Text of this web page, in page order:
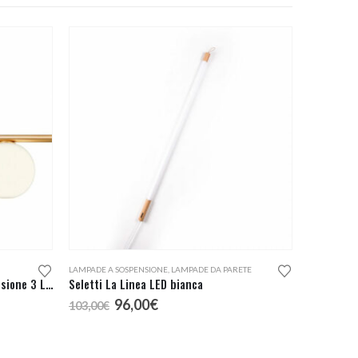
Redo Group Talis Lampada Sospensione 3 Luci
LAMPADE A SOSPENSIONE LAMPADE DA PARETE
Seletti La Linea LED bianca
103,00€ Il
prezzo
96,00€Il